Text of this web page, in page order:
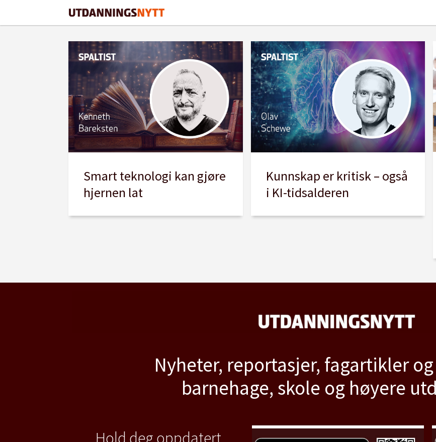
hukommelse
Smart teknologi kan gjøre
hjernen lat
Kunnskap er kritisk – også
i KI-tidsalderen
Nyheter, reportasjer, fagartikler
barnehage, skole og høyere